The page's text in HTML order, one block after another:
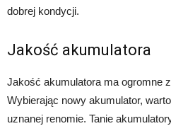
dobrej kondycji.
Jakość akumulatora
Jakość akumulatora ma ogromne
Wybierając nowy akumulator,
uznanej renomie. Tanie